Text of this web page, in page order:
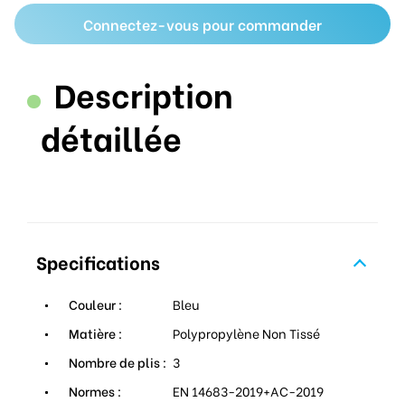
Connectez-vous pour commander
Description
détaillée
Specifications
Couleur :
Bleu
Matière :
Polypropylène Non Tissé
Nombre de plis : 3
Normes :
EN 14683-2019+AC-2019